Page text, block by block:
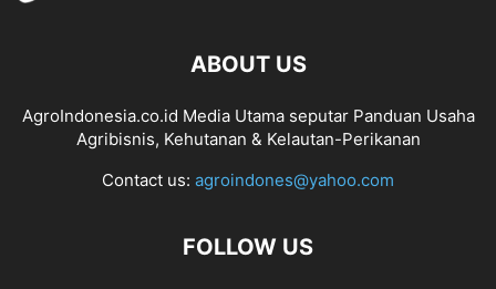
ABOUT US
AgroIndonesia.co.id Media Utama seputar Panduan Usaha
Agribisnis, Kehutanan & Kelautan-Perikanan
Contact us: agroindones@yahoo.com
FOLLOW US